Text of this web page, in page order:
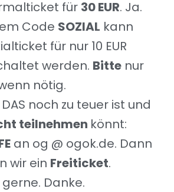
für 30 EUR. Ja.
Code SOZIAL kann
für nur 10 EUR
werden. Bitte nur
nötig.
noch zu teuer ist und
teilnehmen könnt:
an og @ ogok.de. Dann
wir ein Freiticket.
Danke.